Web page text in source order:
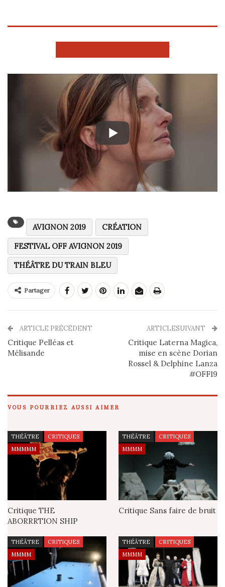
AVIGNON 2019
CRÉATION
FESTIVAL OFF AVIGNON 2019
THÉÂTRE DU TRAIN BLEU
Partager
ARTICLE PRÉCÉDENT
Critique Pelléas et
Mélisande
ARTICLESUIVANT
Critique Laterna Magica,
mise en scène Dorian
Rossel & Delphine Lanza
#OFF19
VOUS POURRIEZ AUSSI AIMER
THÉÂTRE
CRITIQUES
MMMMM
Critique THE
ABORRRTION SHIP
THÉÂTRE
CRITIQUES
MMMM
Critique Sans faire de bruit
THÉÂTRE
CRITIQUES
MMMM
THÉÂTRE
CRITIQUES
MMMM